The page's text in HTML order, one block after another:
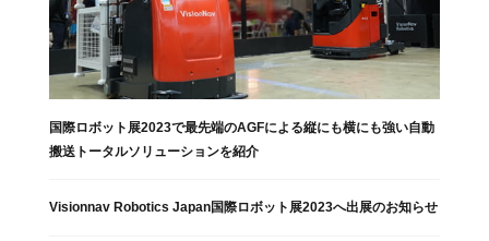
国際ロボット展2023で最先端のAGFによる縦にも横にも強い自動
搬送トータルソリューションを紹介
Visionnav Robotics Japan国際ロボット展2023へ出展のお知らせ